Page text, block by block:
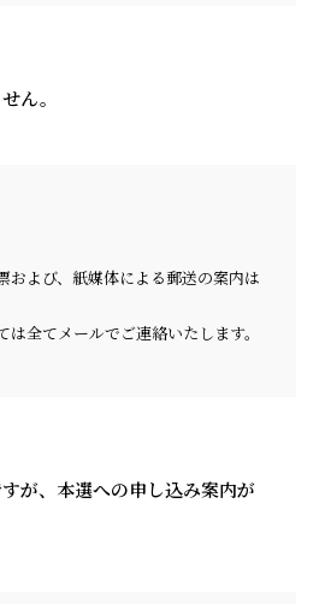
ん。
および、紙媒体による郵送の案内は
全てメールでご連絡いたします。
が、本選への申し込み案内が